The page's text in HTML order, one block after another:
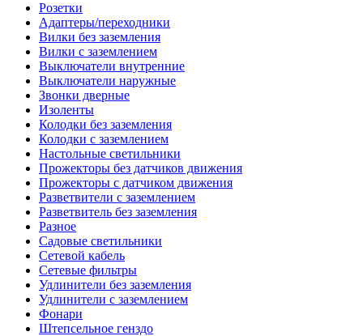
Розетки
Адаптеры/переходники
Вилки без заземления
Вилки с заземлением
Выключатели внутренние
Выключатели наружные
Звонки дверные
Изоленты
Колодки без заземления
Колодки с заземлением
Настольные светильники
Прожекторы без датчиков движения
Прожекторы с датчиком движения
Разветвители с заземлением
Разветвитель без заземления
Разное
Садовые светильники
Сетевой кабель
Сетевые фильтры
Удлинители без заземления
Удлинители с заземлением
Фонари
Штепсельное генздо